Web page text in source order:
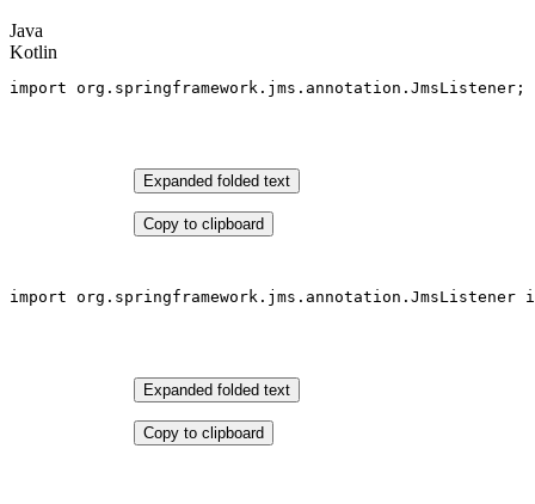
Java
Kotlin
import org.springframework.jms.annotation.JmsListener;
Expanded folded text
Copy to clipboard
import org.springframework.jms. annotation .JmsListener
Expanded folded text
Copy to clipboard